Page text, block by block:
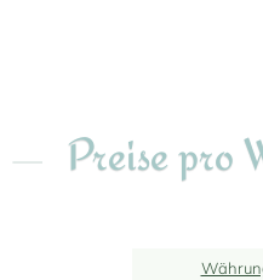
Preise pro